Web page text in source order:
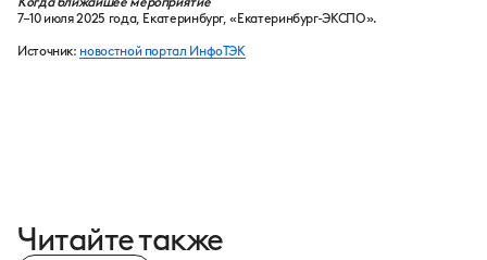
7–10 июля 2025 года, Екатеринбург, «Екатеринбург-ЭКСПО».
Источник: новостной портал ИнфоТЭК
Читайте также